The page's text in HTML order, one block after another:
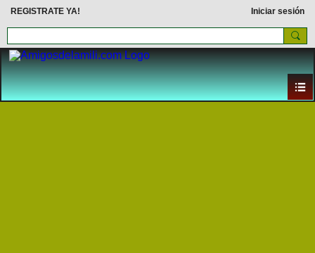
REGISTRATE YA! Iniciar sesión